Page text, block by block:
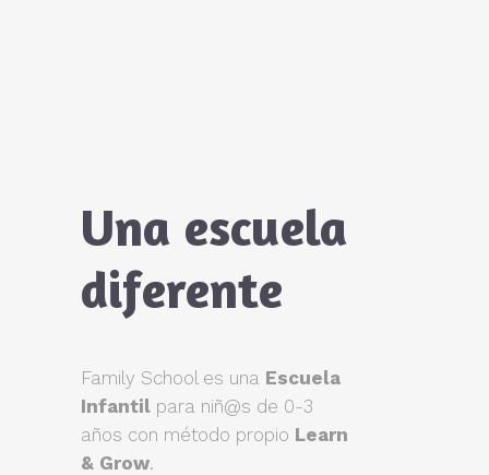
Una escuela
diferente
Family School es una Escuela
Infantil para niñ@s de 0-3
años con método propio Learn
& Grow.